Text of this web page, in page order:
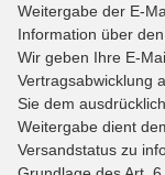
Weitergabe der E-
Information über
Wir geben Ihre E-
Vertragsabwicklung
Sie dem
Weitergabe dient
Versandstatus zu